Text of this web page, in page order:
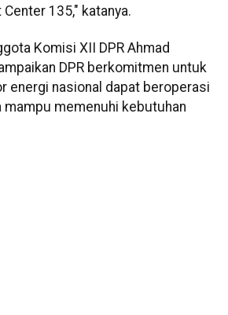
135," katanya.
Komisi XII DPR Ahmad
DPR berkomitmen untuk
energi nasional dapat beroperasi
memenuhi kebutuhan